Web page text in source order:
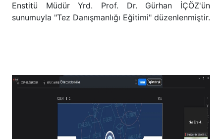
Enstitü Müdür Yrd. Prof. Dr. Gürhan İÇÖZ'ün
sunumuyla "Tez Danışmanlığı Eğitimi" düzenlenmiştir.